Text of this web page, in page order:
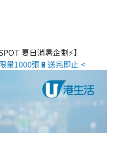
夏日消暑企劃⚡】
量1000張🔋送完即止 <